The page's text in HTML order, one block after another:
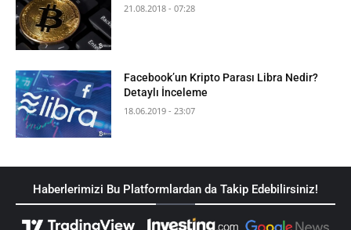
21.08.2018 - 07:28
Facebook’un Kripto Parası Libra Nedir?
Detaylı İnceleme
18.06.2019 - 23:07
Haberlerimizi Bu Platformlardan da Takip Edebilirsiniz!